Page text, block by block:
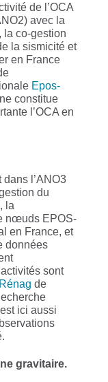
de l’OCA
avec la
la co-gestion
la sismicité et
en France
Epos-
constitue
l’OCA en
dans l’ANO3
du
la
nœuds EPOS-
en France, et
données
sont
de
ici aussi
gravitaire.